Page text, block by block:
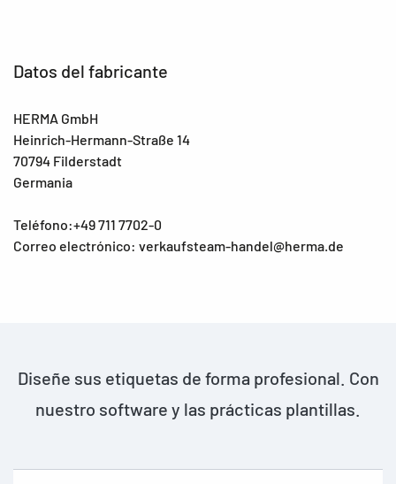
Datos del fabricante
HERMA GmbH
Heinrich-Hermann-Straße 14
70794 Filderstadt
Germania
Teléfono:+49 711 7702-0
Correo electrónico: verkaufsteam-handel@herma.de
Diseñe sus etiquetas de forma profesional. Con
nuestro software y las prácticas plantillas.